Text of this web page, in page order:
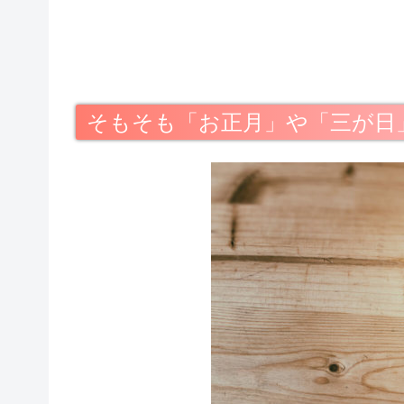
そもそも「お正月」や「三が日